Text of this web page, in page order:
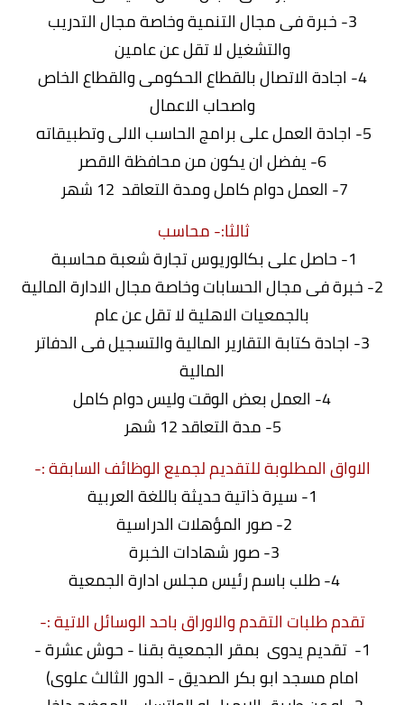
3- خبرة فى مجال التنمية وخاصة مجال التدريب
والتشغيل لا تقل عن عامين
4- اجادة الاتصال بالقطاع الحكومى والقطاع الخاص
واصحاب الاعمال
5- اجادة العمل على برامج الحاسب الالى وتطبيقاته
6- يفضل ان يكون من محافظة الاقصر
7- العمل دوام كامل ومدة التعاقد 12 شهر
ثالثا:- محاسب
1- حاصل على بكالوريوس تجارة شعبة محاسبة
2- خبرة فى مجال الحسابات وخاصة مجال الادارة المالية
بالجمعيات الاهلية لا تقل عن عام
3- اجادة كتابة التقارير المالية والتسجيل فى الدفاتر
المالية
4- العمل بعض الوقت وليس دوام كامل
5- مدة التعاقد 12 شهر
الاواق المطلوبة للتقديم لجميع الوظائف السابقة :-
1- سيرة ذاتية حديثة باللغة العربية
2- صور المؤهلات الدراسية
3- صور شهادات الخبرة
4- طلب باسم رئيس مجلس ادارة الجمعية
تقدم طلبات التقدم والاوراق باحد الوسائل الاتية :-
1- تقديم يدوى بمقر الجمعية بقنا - حوش عشرة -
امام مسجد ابو بكر الصديق - الدور الثالث علوى)